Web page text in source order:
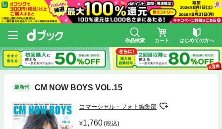
作品検索 カート はじめての方へ
最新刊 CM NOW BOYS VOL.15
コマーシャル・フォト編集部
1,760(税込)